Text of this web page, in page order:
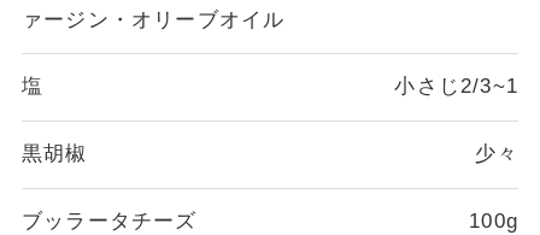
ァージン・オリーブオイル
塩 小さじ2/3~1
黒胡椒 少々
ブッラータチーズ 100g